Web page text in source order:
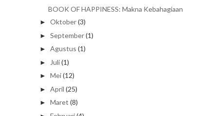
BOOK OF HAPPINESS: Makna Kebahagiaan
► Oktober(3)
► September(1)
► Agustus (1)
► Juli(1)
► Mei(12)
► April (25)
► Maret (8)